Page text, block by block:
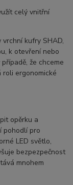
celý vnitřní
kufry SHAD,
k otevření nebo
že chceme
ergonomické
opěrku a
pohodlí pro
LED světlo,
bezpezpečnost
mnohem